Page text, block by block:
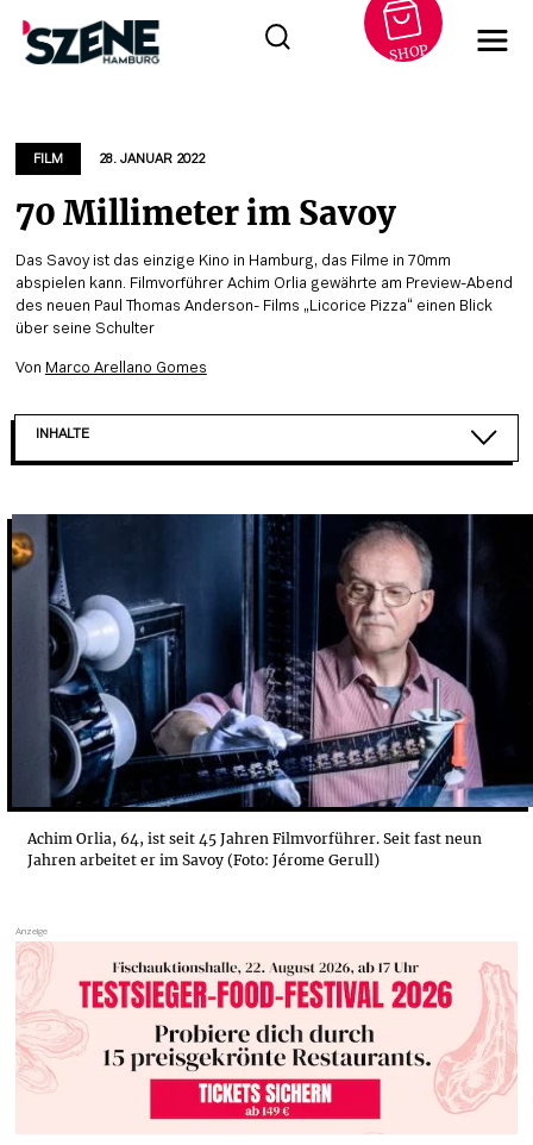
springen
SHOP
FILM 28. JANUAR 2022
70 Millimeter im Savoy
Das Savoy ist das einzige Kino in Hamburg, das Filme in 70mm
abspielen kann. Filmvorführer Achim Orlia gewährte am Preview-Abend
des neuen Paul Thomas Anderson- Films „Licorice Pizza“ einen Blick
über seine Schulter
Von Marco Arellano Gomes
INHALTE
SAVOY: DAS ERSTE 70MM-KINO IN EUROPA
DER STOFF AUS DEM DIE TRÄUME SIND
ERST ZELLULOID, DANN POLYESTER, JETZT DIGITAL
EIN FILMTHEATER FÜR CINEASTEN
Achim Orlia, 64, ist seit 45 Jahren Filmvorführer. Seit fast neun
Jahren arbeitet er im Savoy (Foto: Jérome Gerull)